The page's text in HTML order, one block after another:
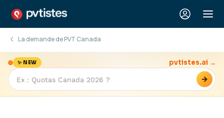
La demande de PVT Canada
✨ NEW
→
pvtistes.ai →